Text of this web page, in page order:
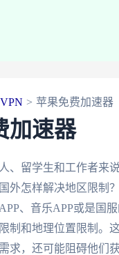
苹果免费加速器
加速器
、留学生和工作者来
外怎样解决地区限制
、音乐APP或是国服
制和地理位置限制。
求，还可能阻碍他们